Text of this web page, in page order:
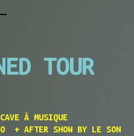
TOUR
À MUSIQUE
+ AFTER SHOW BY LE SON